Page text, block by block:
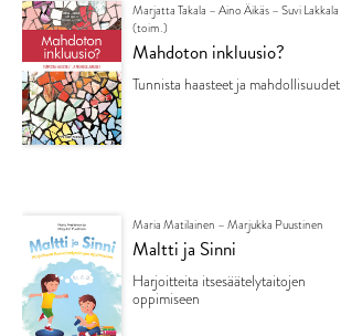
Marjatta Takala – Aino Äikäs – Suvi Lakkala
(toim.)
Mahdoton inkluusio?
Tunnista haasteet ja mahdollisuudet
Maria Matilainen – Marjukka Puustinen
Maltti ja Sinni
Harjoitteita itsesäätelytaitojen
oppimiseen